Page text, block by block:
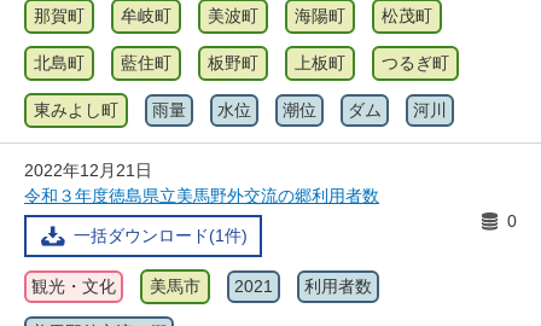
那賀町 牟岐町 美波町 海陽町 松茂町
北島町 藍住町 板野町 上板町 つるぎ町
東みよし町 雨量 水位 潮位 ダム 河川
2022年12月21日
令和３年度徳島県立美馬野外交流の郷利用者数
一括ダウンロード(1件)
0
観光・文化 美馬市 2021 利用者数